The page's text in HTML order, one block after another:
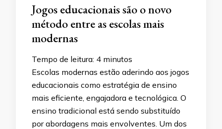
Jogos educacionais são o novo
método entre as escolas mais
modernas
Tempo de leitura: 4 minutos
Escolas modernas estão aderindo aos jogos
educacionais como estratégia de ensino
mais eficiente, engajadora e tecnológica. O
ensino tradicional está sendo substituído
por abordagens mais envolventes. Um dos